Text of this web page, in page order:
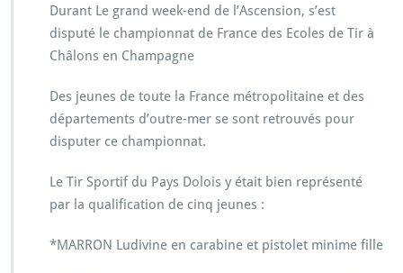
Durant Le grand week-end de l’Ascension, s’est
disputé le championnat de France des Ecoles de Tir à
Châlons en Champagne
Des jeunes de toute la France métropolitaine et des
départements d’outre-mer se sont retrouvés pour
disputer ce championnat.
Le Tir Sportif du Pays Dolois y était bien représenté
par la qualification de cinq jeunes :
*MARRON Ludivine en carabine et pistolet minime fille